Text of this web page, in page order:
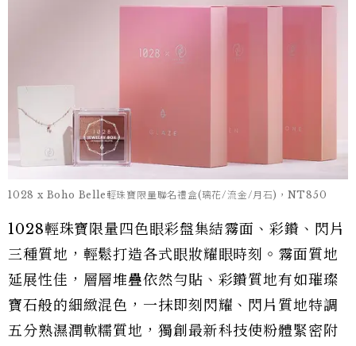
1028 x Boho Belle輕珠寶限量聯名禮盒(璃花/流金/月石)，NT850
1028輕珠寶限量四色眼彩盤集結霧面、彩鑽、閃片
三種質地，輕鬆打造各式眼妝耀眼時刻。霧面質地
延展性佳，層層堆疊依然勻貼、彩鑽質地有如璀璨
寶石般的細緻混色，一抹即刻閃耀、閃片質地特調
五分熟濕潤軟糯質地，獨創最新科技使粉體緊密附